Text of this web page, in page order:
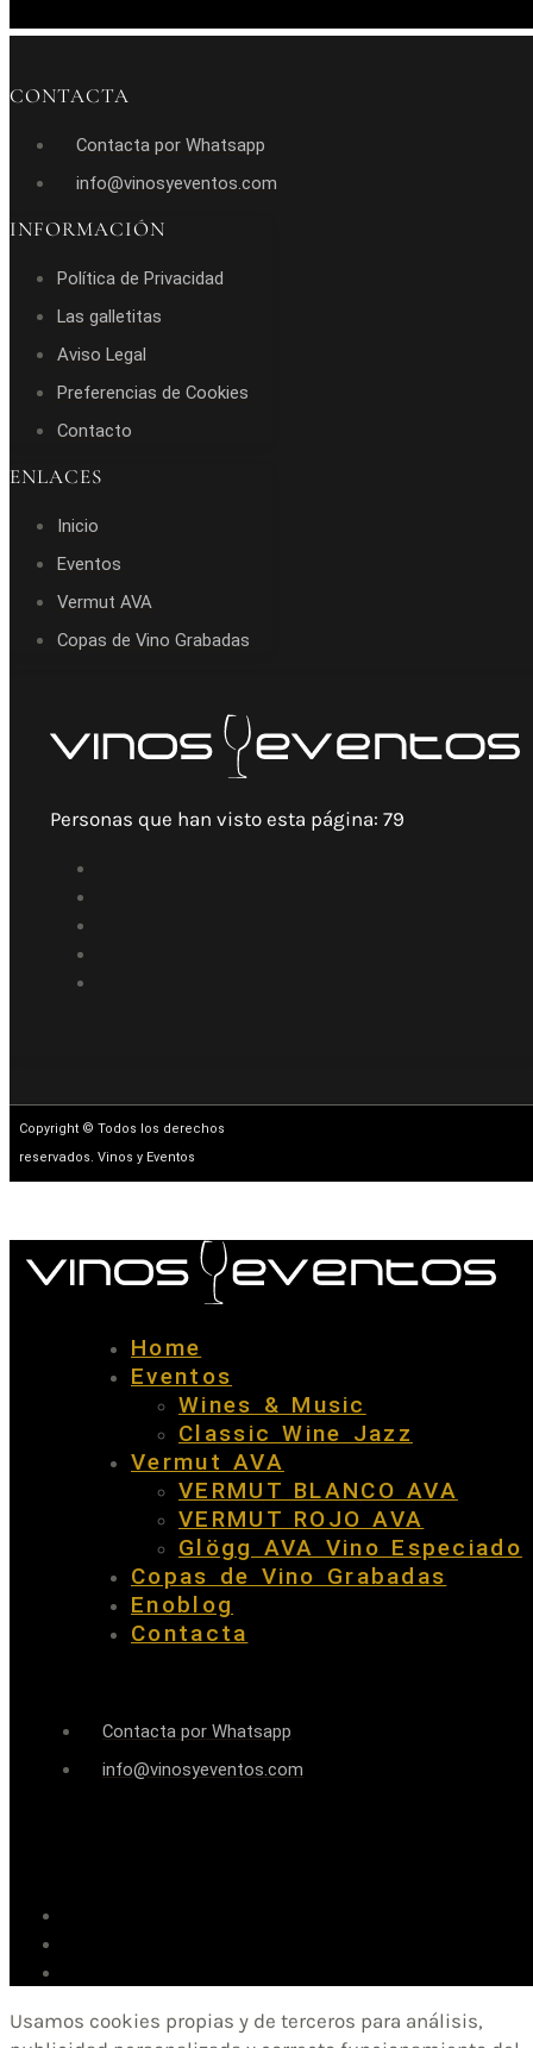
CONTACTA
Contacta por Whatsapp
info@vinosyeventos.com
INFORMACIÓN
Política de Privacidad
Las galletitas
Aviso Legal
Preferencias de Cookies
Contacto
ENLACES
Inicio
Eventos
Vermut AVA
Copas de Vino Grabadas
Personas que han visto esta página: 79
Copyright © Todos los derechos
reservados. Vinos y Eventos
Home
Eventos
Wines & Music
Classic Wine Jazz
Vermut AVA
VERMUT BLANCO AVA
VERMUT ROJO AVA
Glögg AVA Vino Especiado
Copas de Vino Grabadas
Enoblog
Contacta
Contacta por Whatsapp
info@vinosyeventos.com
Usamos cookies propias y de terceros para análisis,